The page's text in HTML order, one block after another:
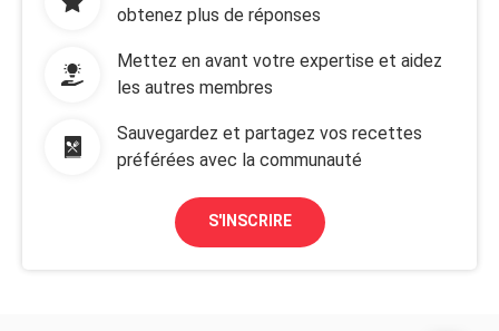
obtenez plus de réponses
Mettez en avant votre expertise et aidez
les autres membres
Sauvegardez et partagez vos recettes
préférées avec la communauté
S'INSCRIRE